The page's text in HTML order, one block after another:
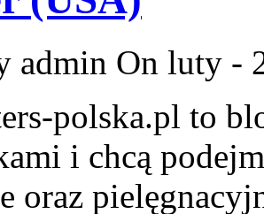
admin On luty -
polska.pl to
i chcą
oraz